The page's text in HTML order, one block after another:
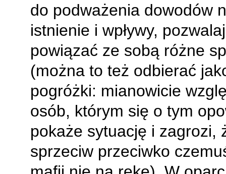
do podważenia dowodów
istnienie i wpływy,
powiązać ze sobą różne
(można to też odbierać
pogróżki: mianowicie
osób, którym się o tym
pokaże sytuację i zagrozi,
sprzeciw przeciwko